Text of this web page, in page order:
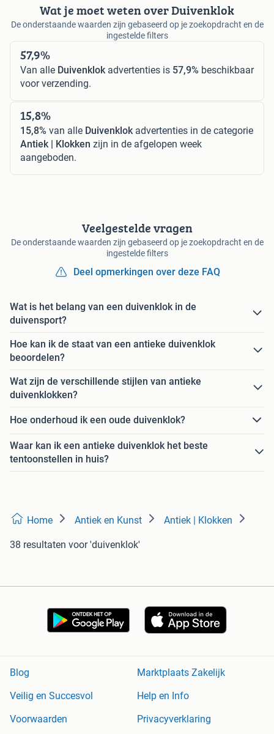
Wat je moet weten over Duivenklok
De onderstaande waarden zijn gebaseerd op je zoekopdracht en de
ingestelde filters
57,9%
Van alle Duivenklok advertenties is 57,9% beschikbaar
voor verzending.
15,8%
15,8% van alle Duivenklok advertenties in de categorie
Antiek | Klokken zijn in de afgelopen week
aangeboden.
Veelgestelde vragen
De onderstaande waarden zijn gebaseerd op je zoekopdracht en de
ingestelde filters
Deel opmerkingen over deze FAQ
Wat is het belang van een duivenklok in de
duivensport?
Hoe kan ik de staat van een antieke duivenklok
beoordelen?
Wat zijn de verschillende stijlen van antieke
duivenklokken?
Hoe onderhoud ik een oude duivenklok?
Waar kan ik een antieke duivenklok het beste
tentoonstellen in huis?
Home Antiek en Kunst Antiek | Klokken
38 resultaten voor 'duivenklok'
Blog
Marktplaats Zakelijk
Veilig en Succesvol
Help en Info
Voorwaarden
Privacyverklaring